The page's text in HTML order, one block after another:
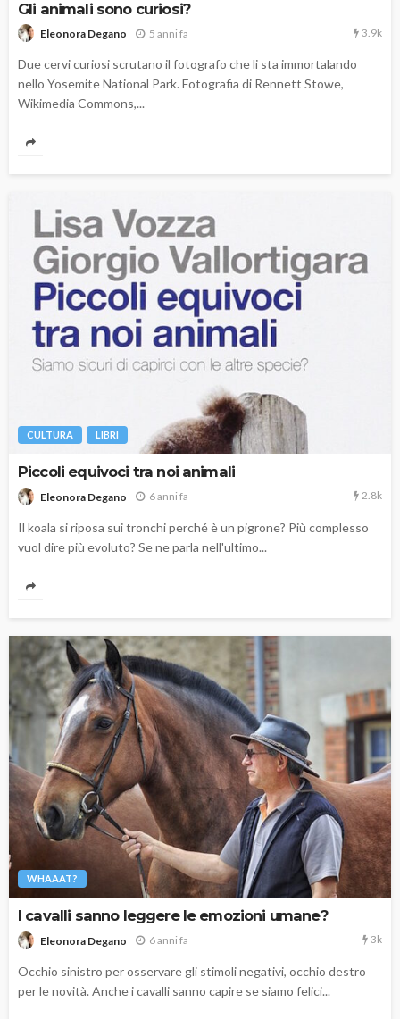
Gli animali sono curiosi?
Eleonora Degano 5 anni fa 3.9k
Due cervi curiosi scrutano il fotografo che li sta immortalando
nello Yosemite National Park. Fotografia di Rennett Stowe,
Wikimedia Commons,...
CULTURA LIBRI
Piccoli equivoci tra noi animali
Eleonora Degano 6 anni fa 2.8k
Il koala si riposa sui tronchi perché è un pigrone? Più complesso
vuol dire più evoluto? Se ne parla nell'ultimo...
WHAAAT?
I cavalli sanno leggere le emozioni umane?
Eleonora Degano 6 anni fa 3k
Occhio sinistro per osservare gli stimoli negativi, occhio destro
per le novità. Anche i cavalli sanno capire se siamo felici...